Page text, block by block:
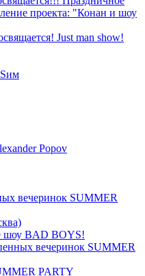
проекта: "Конан и шоу
Just man show!
Popov
вечеринок SUMMER
шоу BAD BOYS!
вечеринок SUMMER
PARTY